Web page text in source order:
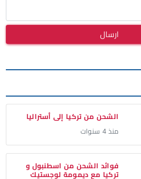
ارسال
الشحن من تركيا إلى أستراليا
منذ 4 سنوات
فوائد الشحن من اسطنبول و
تركيا مع ديمومة لوجستيك